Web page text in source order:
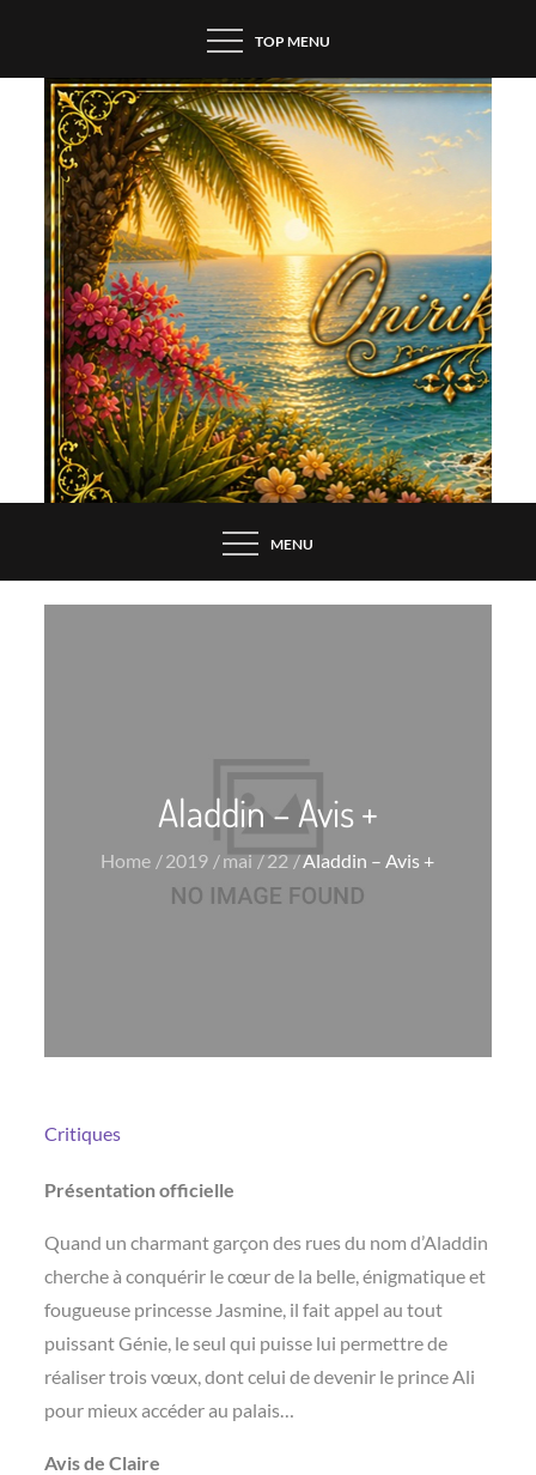
content
TOP MENU
MENU
Aladdin – Avis +
Home 2019 mai 22 Aladdin – Avis +
Critiques
Présentation officielle
Quand un charmant garçon des rues du nom d’Aladdin
cherche à conquérir le cœur de la belle, énigmatique et
fougueuse princesse Jasmine, il fait appel au tout
puissant Génie, le seul qui puisse lui permettre de
réaliser trois vœux, dont celui de devenir le prince Ali
pour mieux accéder au palais…
Avis de Claire